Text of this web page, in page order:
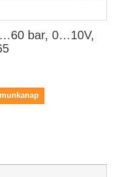
bar, 0…10V,